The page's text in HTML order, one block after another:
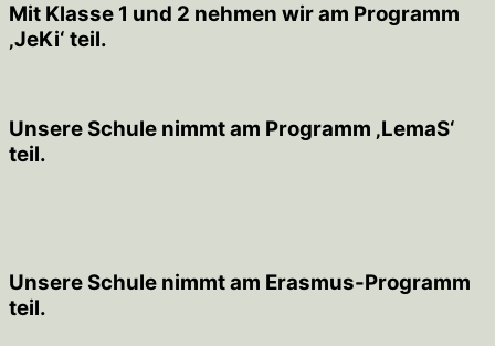
Mit Klasse 1 und 2 nehmen wir am Programm
‚JeKi‘ teil.
Unsere Schule nimmt am Programm ‚LemaS‘
teil.
Unsere Schule nimmt am Erasmus-Programm
teil.